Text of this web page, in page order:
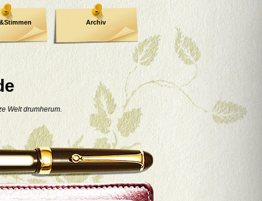
Welt drumherum.
Archiv